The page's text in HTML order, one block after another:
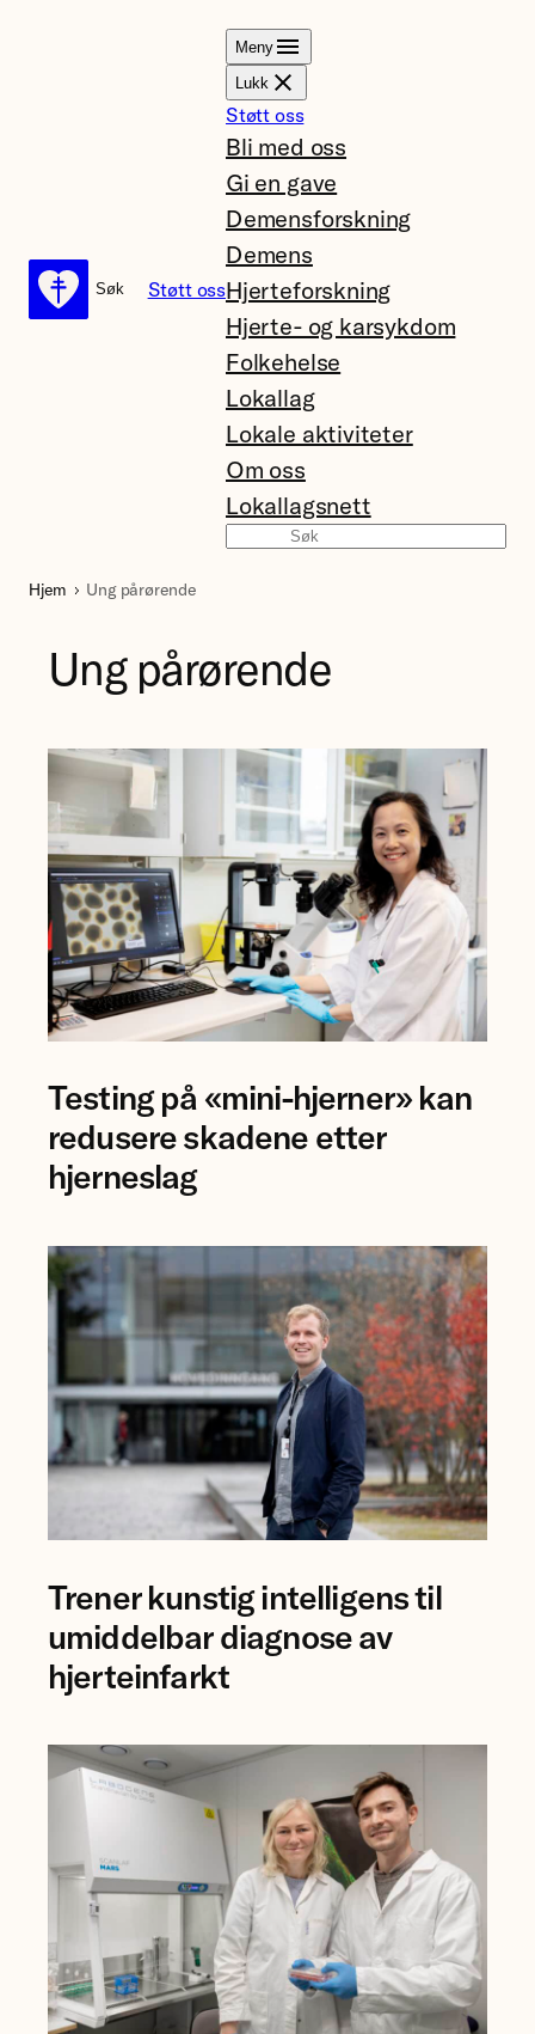
Søk
Søk Støtt oss
Meny
Lukk
Støtt oss
Bli med oss
Gi en gave
Demensforskning
Demens
Hjerteforskning
Hjerte- og karsykdom
Folkehelse
Lokallag
Lokale aktiviteter
Om oss
Lokallagsnett
Hjem Ung pårørende
Ung pårørende
Jing
Ye
ved
NTNU.
Testing på «mini-hjerner» kan
redusere skadene etter
hjerneslag
Bjørn-
Jostein
Singstad
ved
Trener kunstig intelligens til
umiddelbar diagnose av
hjerteinfarkt